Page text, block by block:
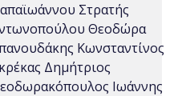
Στρατής
Θεοδώρα
Κωνσταντίνος
Δημήτριος
Ιωάννης